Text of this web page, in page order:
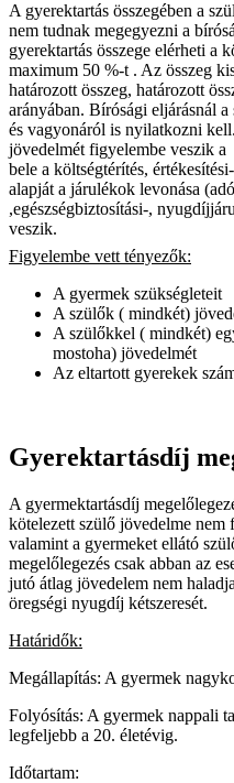
A gyerektartás összegében a
nem tudnak megegyezni a
gyerektartás összege elérheti a
maximum 50 %-t . Az összeg
határozott összeg, határozott
arányában. Bírósági eljárásnál
és vagyonáról is nyilatkozni
jövedelmét figyelembe veszik a
bele a költségtérítés,
alapját a járulékok levonása
,egészségbiztosítási-,
veszik.
Figyelembe vett tényezők:
A gyermek szükségleteit
A szülők ( mindkét)
A szülőkkel ( mindkét)
mostoha) jövedelmét
Az eltartott gyerekek
Gyerektartásdíj
A gyermektartásdíj
kötelezett szülő jövedelme nem
valamint a gyermeket ellátó
megelőlegezés csak abban az
jutó átlag jövedelem nem
öregségi nyugdíj kétszeresét.
Határidők:
Megállapítás: A gyermek
Folyósítás: A gyermek nappali
legfeljebb a 20. életévig.
Időtartam: